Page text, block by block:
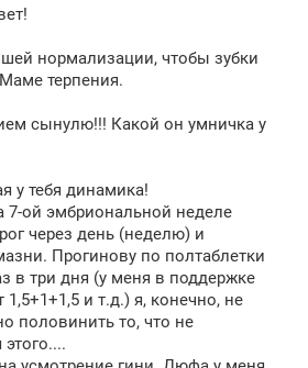
нормализации, чтобы зубки
терпения.
сынулю!!! Какой он умничка у
у тебя динамика!
7-ой эмбриональной неделе
через день (неделю) и
Прогинову по полтаблетки
в три дня (у меня в поддержке
1,5+1+1,5 и т.д.) я, конечно, не
половинить то, что не